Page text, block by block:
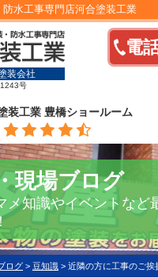
電
水工事専門店河合塗装工業
装会社
号
装工業 豊橋ショールーム
現場ブログ
メ知識やイベントなど
ログ > 豆知識 > 近隣の方に工事のご挨拶（豊橋市 豊川市 田原市 蒲